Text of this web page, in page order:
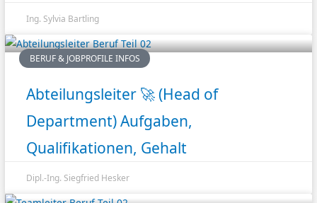
Ing. Sylvia Bartling
BERUF & JOBPROFILE INFOS
Abteilungsleiter 🚀 (Head of
Department) Aufgaben,
Qualifikationen, Gehalt
Dipl.-Ing. Siegfried Hesker